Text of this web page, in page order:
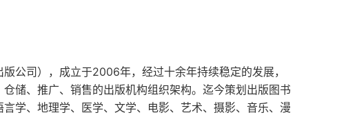
公司），成立于2006年，经过十余年持续稳定的发展，
储、推广、销售的出版机构组织架构。迄今策划出版图书
学、地理学、医学、文学、电影、艺术、摄影、音乐、漫